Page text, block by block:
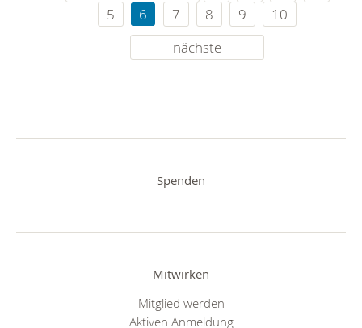
5
6 7 8 9
10
nächste
Spenden
Mitwirken
Mitglied werden
Aktiven Anmeldung